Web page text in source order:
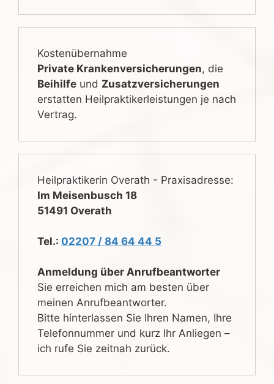
Kostenübernahme
Private Krankenversicherungen, die
Beihilfe und Zusatzversicherungen
erstatten Heilpraktikerleistungen je nach
Vertrag.
Heilpraktikerin Overath - Praxisadresse:
Im Meisenbusch 18
51491 Overath
Tel.: 02207 / 84 64 44 5
Anmeldung über Anrufbeantworter
Sie erreichen mich am besten über
meinen Anrufbeantworter.
Bitte hinterlassen Sie Ihren Namen, Ihre
Telefonnummer und kurz Ihr Anliegen –
ich rufe Sie zeitnah zurück.